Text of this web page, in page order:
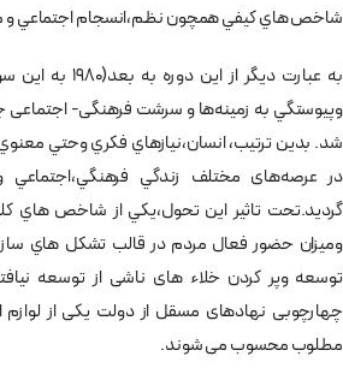
شاخص هاي كيفي همچون نظم،انسجام اجتماعي و
به عبارت ديگر
وپيوستگي به زمينه‌ها و سرشت فرهنگی-
شد. بدین ترتیب، انسان،نيازهاي فكري وحتي
در عرصه‌های مختلف زندگي فرهنگي،اجتماعي
گرديد.تحت تاثير اين تحول،يكي از شاخص هاي
وميزان حضور فعال مردم در قالب تشكل هاي
توسعه وپر كردن خلاء های ناشی از توسعه
چهارچوبی نهادهای مسقل از دولت یکی از
مطلوب محسوب می شوند.